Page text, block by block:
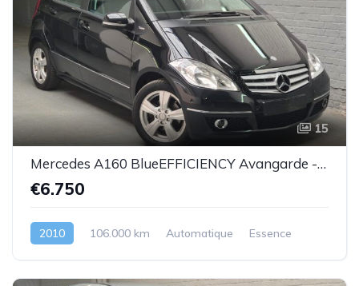
15
Mercedes A160 BlueEFFICIENCY Avangarde -essence euro 5-2010-106.000km-Top état -Garantie
€6.750
2010 106.000 km Automatique Essence